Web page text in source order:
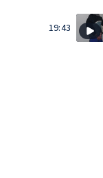
19:43